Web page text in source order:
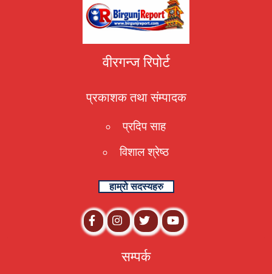
वीरगन्ज रिपोर्ट
प्रकाशक तथा संम्पादक
प्रदिप साह
विशाल श्रेष्ठ
हाम्रो सदस्यहरु
सम्पर्क